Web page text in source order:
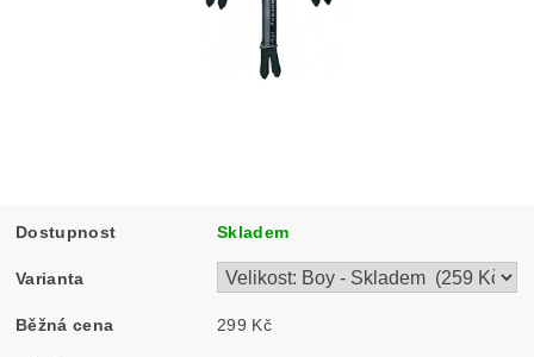
Dostupnost Skladem
Varianta
Běžná cena 299 Kč